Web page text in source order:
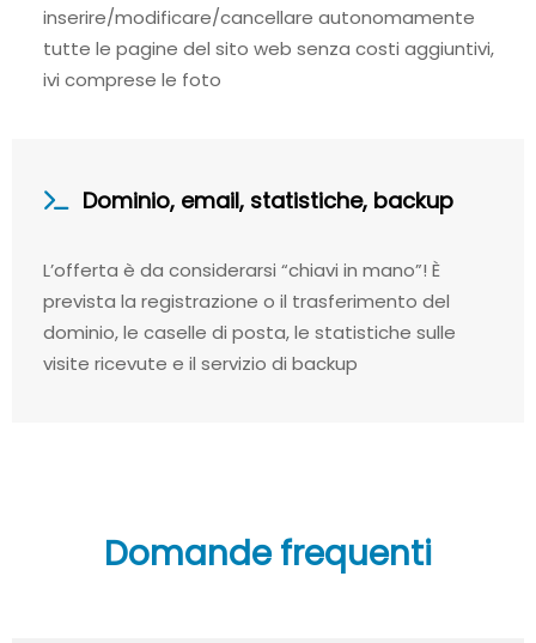
inserire/modificare/cancellare autonomamente
tutte le pagine del sito web senza costi aggiuntivi,
ivi comprese le foto
Dominio, email, statistiche, backup
L’offerta è da considerarsi “chiavi in mano”! È
prevista la registrazione o il trasferimento del
dominio, le caselle di posta, le statistiche sulle
visite ricevute e il servizio di backup
Domande frequenti